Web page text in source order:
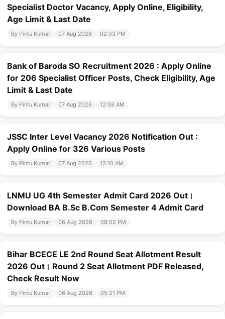
Specialist Doctor Vacancy, Apply Online, Eligibility,
Age Limit & Last Date
By Pintu Kumar 07 Aug 2026 02:03 PM
Bank of Baroda SO Recruitment 2026 : Apply Online
for 206 Specialist Officer Posts, Check Eligibility, Age
Limit & Last Date
By Pintu Kumar 07 Aug 2026 12:58 AM
JSSC Inter Level Vacancy 2026 Notification Out :
Apply Online for 326 Various Posts
By Pintu Kumar 07 Aug 2026 12:10 AM
LNMU UG 4th Semester Admit Card 2026 Out।
Download BA B.Sc B.Com Semester 4 Admit Card
By Pintu Kumar 06 Aug 2026 08:52 PM
Bihar BCECE LE 2nd Round Seat Allotment Result
2026 Out। Round 2 Seat Allotment PDF Released,
Check Result Now
By Pintu Kumar 06 Aug 2026 05:21 PM